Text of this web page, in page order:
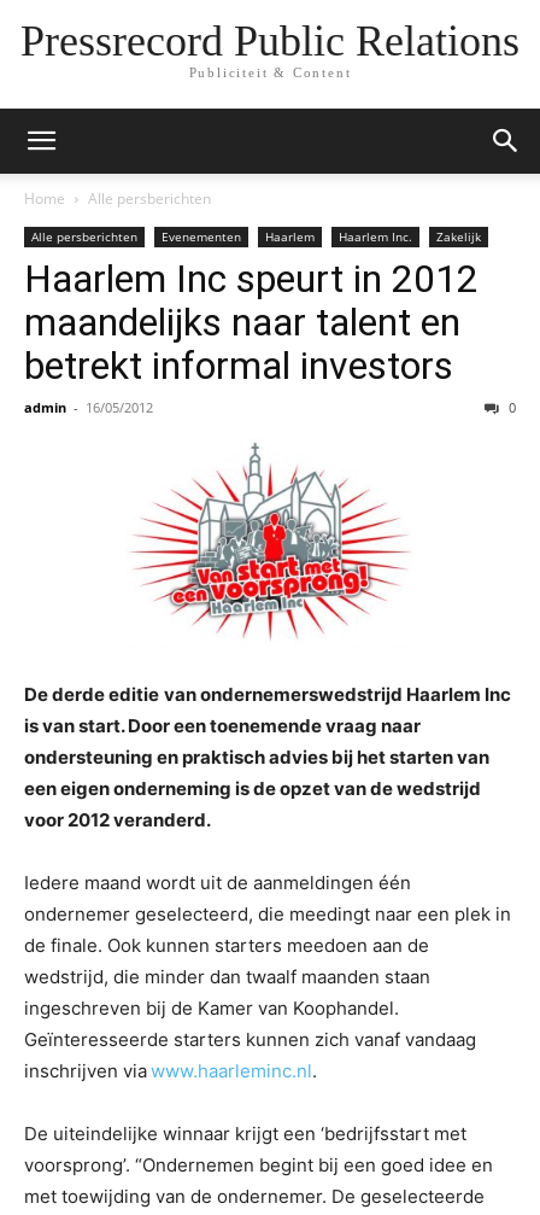
Pressrecord Public Relations
Publiciteit & Content
Home Alle persberichten
Alle persberichten Evenementen Haarlem Haarlem Inc. Zakelijk
Haarlem Inc speurt in 2012
maandelijks naar talent en
betrekt informal investors
admin - 16/05/2012 0
De derde editie van ondernemerswedstrijd Haarlem Inc
is van start. Door een toenemende vraag naar
ondersteuning en praktisch advies bij het starten van
een eigen onderneming is de opzet van de wedstrijd
voor 2012 veranderd.
Iedere maand wordt uit de aanmeldingen één
ondernemer geselecteerd, die meedingt naar een plek in
de finale. Ook kunnen starters meedoen aan de
wedstrijd, die minder dan twaalf maanden staan
ingeschreven bij de Kamer van Koophandel.
Geïnteresseerde starters kunnen zich vanaf vandaag
inschrijven viawww.haarleminc.nl.
De uiteindelijke winnaar krijgt een ‘bedrijfsstart met
voorsprong’. “Ondernemen begint bij een goed idee en
met toewijding van de ondernemer. De geselecteerde